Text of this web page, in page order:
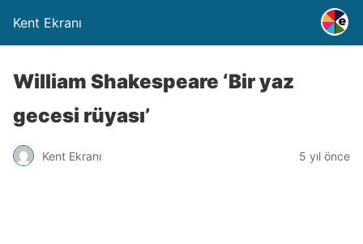
Kent Ekranı
William Shakespeare ‘Bir yaz
gecesi rüyası’
Kent Ekranı 5 yıl önce